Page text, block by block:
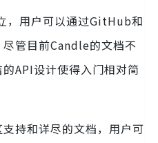
，用户可以通过GitHub和
管目前Candle的文档不
API设计使得入门相对简
持和详尽的文档，用户可